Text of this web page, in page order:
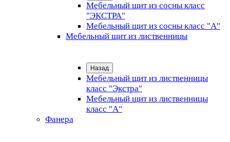
Мебельный щит из сосны класс
"ЭКСТРА"
Мебельный щит из сосны класс "А"
Мебельный щит из лиственницы
Назад
Мебельный щит из лиственницы
класс "Экстра"
Мебельный щит из лиственницы
класс "А"
Фанера